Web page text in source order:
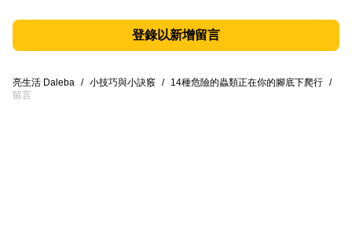
登錄以新增留言
亮生活 Daleba / 小技巧與小訣竅 / 14種危險的蟲類正在你的腳底下爬行 /
留言